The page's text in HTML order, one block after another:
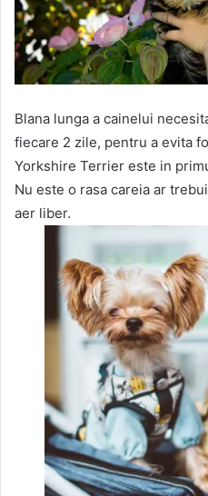
Blana lunga a cainelui
fiecare 2 zile, pentru a evita
Yorkshire Terrier este in
Nu este o rasa careia ar
aer liber.